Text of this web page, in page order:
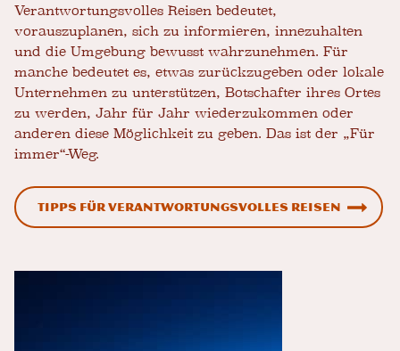
Verantwortungsvolles Reisen bedeutet,
vorauszuplanen, sich zu informieren, innezuhalten
und die Umgebung bewusst wahrzunehmen. Für
manche bedeutet es, etwas zurückzugeben oder lokale
Unternehmen zu unterstützen, Botschafter ihres Ortes
zu werden, Jahr für Jahr wiederzukommen oder
anderen diese Möglichkeit zu geben. Das ist der „Für
immer“-Weg.
Tipps für verantwortungsvolles Reisen